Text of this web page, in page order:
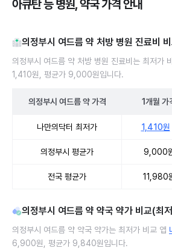
아큐탄 등 병원, 약국 가격 안내
의정부시 여드름 약 처방 병원 진료비
의정부시 여드름 약 처방 병원 진료비는 최저가
1,410원, 평균가 9,000원입니다.
의정부시 여드름 약가격 1개월 가
나만의닥터 최저가 1,410원
의정부시 평균가 9,000
전국 평균가 11,980
의정부시 여드름 약 약국 약가 비교(최
의정부시 여드름 약 약국 약가는 최저가 비교 앱
6,900원, 평균가 9,840원입니다.